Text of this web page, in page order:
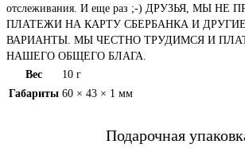
отслеживания. И еще раз ;-) ДРУЗЬЯ, МЫ
ПЛАТЕЖИ НА КАРТУ СБЕРБАНКА И
ВАРИАНТЫ. МЫ ЧЕСТНО ТРУДИМСЯ И
НАШЕГО ОБЩЕГО БЛАГА.
Вес
10 г
Габариты 60 × 43 × 1 мм
Подарочная